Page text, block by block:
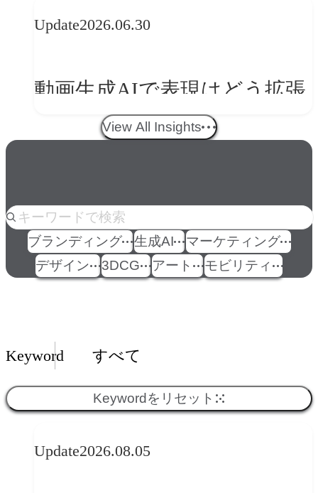
ークフロー設計と「ノイズと
Update2026.06.30
動画生成AIで表現はどう拡張
する？映像ディレクター橋本
View All Insights
人気のkeyword
ブランディング 生成AI
マーケティング
デザイン
3DCG アート モビリティ
Insights一覧
Keyword すべて
Keywordをリセット
Update2026.08.05